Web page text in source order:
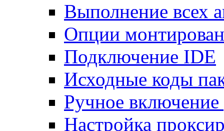
Выполнение всех
Опции
Подключение IDE
Исходные коды
Ручное
Настройка